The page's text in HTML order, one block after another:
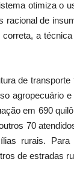
otimiza o
racional de
a
de
agropecuário
em 690
70
rurais.
de estradas